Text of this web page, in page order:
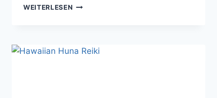
WEITERLESEN ENGEL
DU